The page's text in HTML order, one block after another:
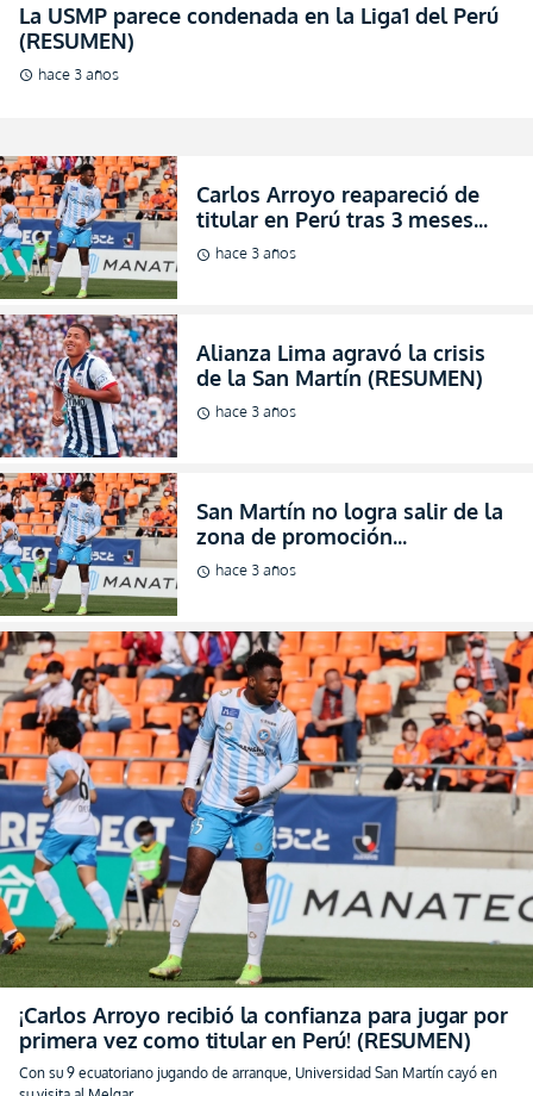
La USMP parece condenada en la Liga1 del Perú
(RESUMEN)
schedule hace 3 años
Carlos Arroyo reapareció de
titular en Perú tras 3 meses
pero su club va en Caída Libre
(RESUMEN)
schedule hace 3 años
Alianza Lima agravó la crisis
de la San Martín (RESUMEN)
schedule hace 3 años
San Martín no logra salir de la
zona de promoción
(RESUMEN)
schedule hace 3 años
¡Carlos Arroyo recibió la confianza para jugar por
primera vez como titular en Perú! (RESUMEN)
Con su 9 ecuatoriano jugando de arranque, Universidad San Martín cayó en